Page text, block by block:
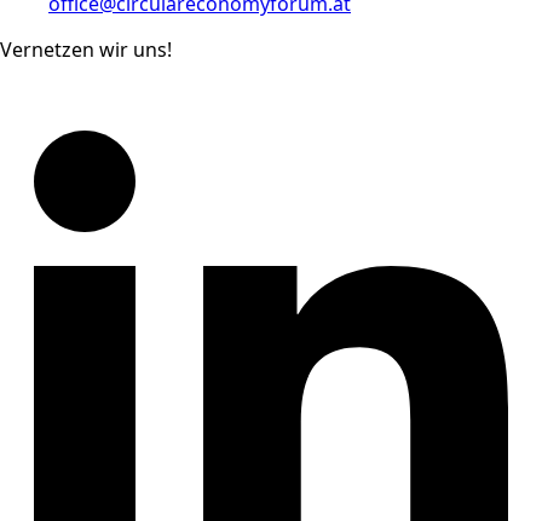
Vernetzen wir uns!